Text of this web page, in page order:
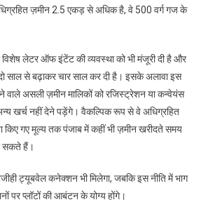
ज़मीन 2.5 एकड़ से अधिक है, वे 500 वर्ग गज के
लेटर ऑफ इंटेंट की व्यवस्था को भी मंजूरी दी है और
दो साल से बढ़ाकर चार साल कर दी है। इसके अलावा इस
वाले असली ज़मीन मालिकों को रजिस्ट्रेशन या कन्वेयंस
खर्च नहीं देने पड़ेंगे। वैकल्पिक रूप से वे अधिग्रहित
गए मूल्य तक पंजाब में कहीं भी ज़मीन खरीदते समय
सकते हैं।
ट्यूबवेल कनेक्शन भी मिलेगा, जबकि इस नीति में भाग
पर प्लॉटों की आबंटन के योग्य होंगे।